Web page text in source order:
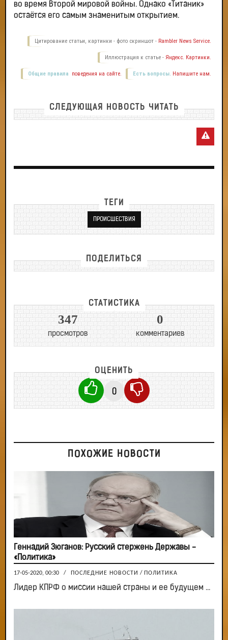
во время Второй мировой войны. Однако «Титаник»
остаётся его самым знаменитым открытием.
Цитирование статьи, картинки - фото скриншот - Rambler News Service.
Иллюстрация к статье - Яндекс. Картинки.
Есть вопросы. Напишите нам.
Общие правила поведения на сайте.
СЛЕДУЮЩАЯ НОВОСТЬ ЧИТАТЬ
ТЕГИ
ПРОИСШЕСТВИЯ
ПОДЕЛИТЬСЯ
СТАТИСТИКА
347
просмотров
0
комментариев
ОЦЕНИТЬ
0
ПОХОЖИЕ НОВОСТИ
Геннадий Зюганов: Русский стержень Державы -
«Политика»
17-05-2020, 00:30 / ПОСЛЕДНИЕ НОВОСТИ / ПОЛИТИКА
Лидер КПРФ о миссии нашей страны и ее будущем ...